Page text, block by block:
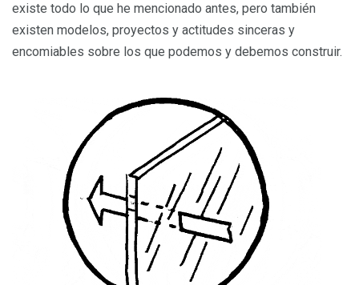
existe todo lo que he mencionado antes, pero también
existen modelos, proyectos y actitudes sinceras y
encomiables sobre los que podemos y debemos construir.